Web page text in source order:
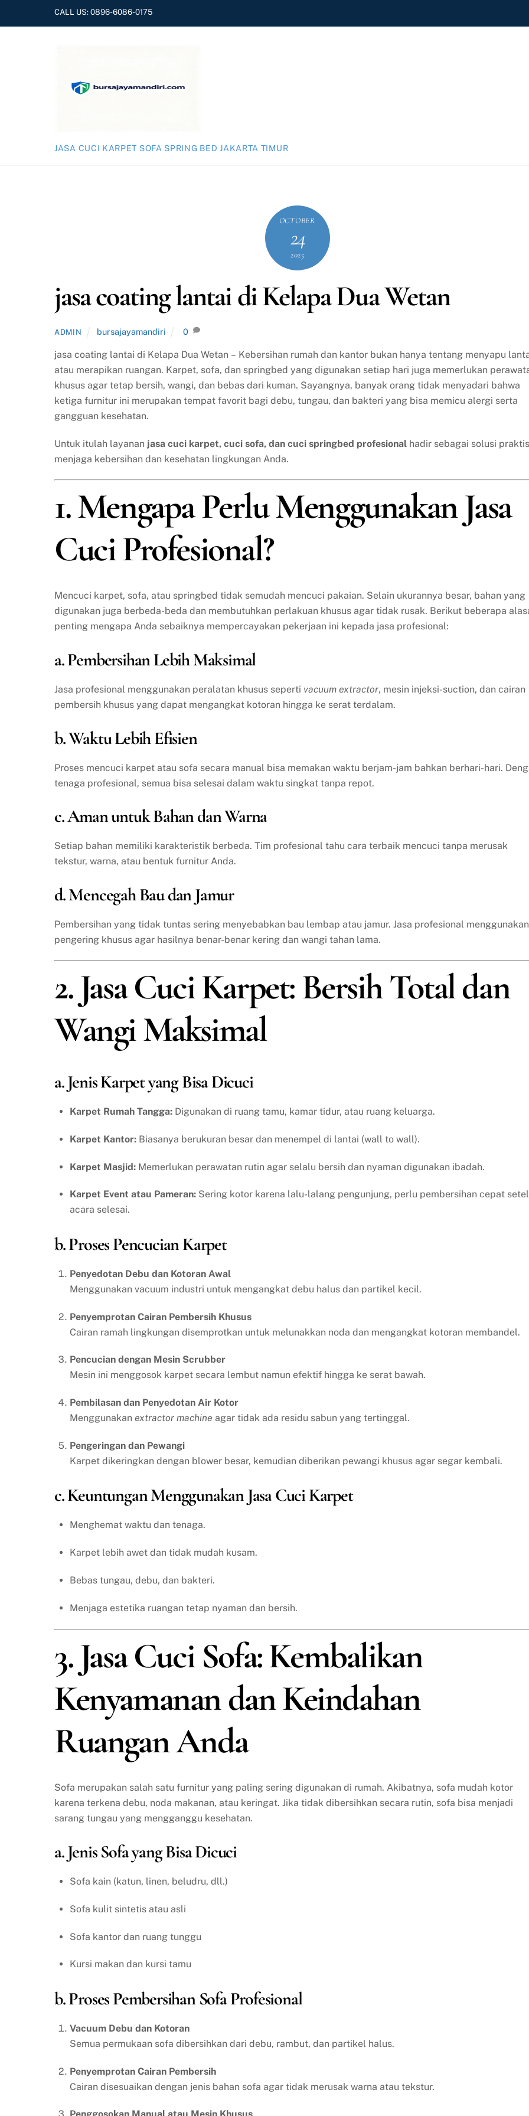
CALL US:0896-6086-0175
JASA CUCI KARPET SOFA SPRING BED JAKARTA TIMUR
OCTOBER
24
2025
jasa coating lantai di Kelapa Dua Wetan
ADMIN bursajayamandiri 0
jasa coating lantai di Kelapa Dua Wetan – Kebersihan rumah dan kantor bukan hanya tentang menyapu
atau merapikan ruangan. Karpet, sofa, dan springbed yang digunakan setiap hari juga memerlukan
khusus agar tetap bersih, wangi, dan bebas dari kuman. Sayangnya, banyak orang tidak menyadari bahwa
ketiga furnitur ini merupakan tempat favorit bagi debu, tungau, dan bakteri yang bisa memicu alergi serta
gangguan kesehatan.
Untuk itulah layanan jasa cuci karpet, cuci sofa, dan cuci springbed profesional hadir sebagai solusi praktis
menjaga kebersihan dan kesehatan lingkungan Anda.
1. Mengapa Perlu Menggunakan Jasa
Cuci Profesional?
Mencuci karpet, sofa, atau springbed tidak semudah mencuci pakaian. Selain ukurannya besar, bahan yang
digunakan juga berbeda-beda dan membutuhkan perlakuan khusus agar tidak rusak. Berikut beberapa
penting mengapa Anda sebaiknya mempercayakan pekerjaan ini kepada jasa profesional:
a. Pembersihan Lebih Maksimal
Jasa profesional menggunakan peralatan khusus seperti vacuum extractor, mesin injeksi-suction, dan cairan
pembersih khusus yang dapat mengangkat kotoran hingga ke serat terdalam.
b. Waktu Lebih Efisien
Proses mencuci karpet atau sofa secara manual bisa memakan waktu berjam-jam bahkan berhari-hari.
tenaga profesional, semua bisa selesai dalam waktu singkat tanpa repot.
c. Aman untuk Bahan dan Warna
Setiap bahan memiliki karakteristik berbeda. Tim profesional tahu cara terbaik mencuci tanpa merusak
tekstur, warna, atau bentuk furnitur Anda.
d. Mencegah Bau dan Jamur
Pembersihan yang tidak tuntas sering menyebabkan bau lembap atau jamur. Jasa profesional menggunakan
pengering khusus agar hasilnya benar-benar kering dan wangi tahan lama.
2. Jasa Cuci Karpet: Bersih Total dan
Wangi Maksimal
a. Jenis Karpet yang Bisa Dicuci
Karpet Rumah Tangga:Digunakan di ruang tamu, kamar tidur, atau ruang keluarga.
Karpet Kantor:Biasanya berukuran besar dan menempel di lantai (wall to wall).
Karpet Masjid:Memerlukan perawatan rutin agar selalu bersih dan nyaman digunakan ibadah.
Karpet Event atau Pameran:Sering kotor karena lalu-lalang pengunjung, perlu pembersihan cepat
acara selesai.
b. Proses Pencucian Karpet
Penyedotan Debu dan Kotoran Awal
Menggunakan vacuum industri untuk mengangkat debu halus dan partikel kecil.
Penyemprotan Cairan Pembersih Khusus
Cairan ramah lingkungan disemprotkan untuk melunakkan noda dan mengangkat kotoran membandel.
Pencucian dengan Mesin Scrubber
Mesin ini menggosok karpet secara lembut namun efektif hingga ke serat bawah.
Pembilasan dan Penyedotan Air Kotor
Menggunakan extractor machine agar tidak ada residu sabun yang tertinggal.
Pengeringan dan Pewangi
Karpet dikeringkan dengan blower besar, kemudian diberikan pewangi khusus agar segar kembali.
c. Keuntungan Menggunakan Jasa Cuci Karpet
Menghemat waktu dan tenaga.
Karpet lebih awet dan tidak mudah kusam.
Bebas tungau, debu, dan bakteri.
Menjaga estetika ruangan tetap nyaman dan bersih.
3. Jasa Cuci Sofa: Kembalikan
Kenyamanan dan Keindahan
Ruangan Anda
Sofa merupakan salah satu furnitur yang paling sering digunakan di rumah. Akibatnya, sofa mudah kotor
karena terkena debu, noda makanan, atau keringat. Jika tidak dibersihkan secara rutin, sofa bisa menjadi
sarang tungau yang mengganggu kesehatan.
a. Jenis Sofa yang Bisa Dicuci
Sofa kain (katun, linen, beludru, dll.)
Sofa kulit sintetis atau asli
Sofa kantor dan ruang tunggu
Kursi makan dan kursi tamu
b. Proses Pembersihan Sofa Profesional
Vacuum Debu dan Kotoran
Semua permukaan sofa dibersihkan dari debu, rambut, dan partikel halus.
Penyemprotan Cairan Pembersih
Cairan disesuaikan dengan jenis bahan sofa agar tidak merusak warna atau tekstur.